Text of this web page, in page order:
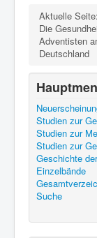
Aktuelle Seite:
Die
Adventisten
Deutschland
Studien zur
Studien zur
Studien zur
Geschichte
Einzelbände
Suche